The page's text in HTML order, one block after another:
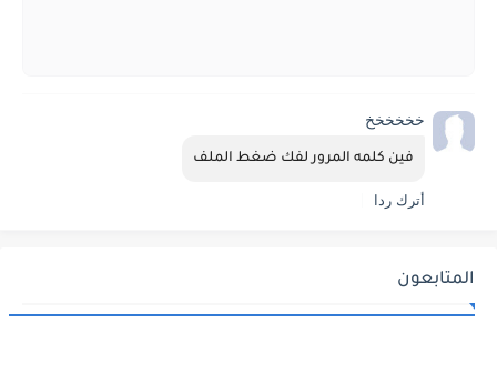
خخخخخخ
فين كلمه المرور لفك ضغط الملف
أترك ردا
المتابعون